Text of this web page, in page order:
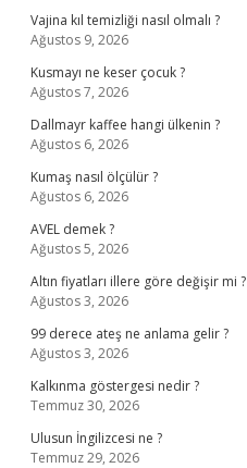
Vajina kıl temizliği nasıl olmalı ?
Ağustos 9, 2026
Kusmayı ne keser çocuk ?
Ağustos 7, 2026
Dallmayr kaffee hangi ülkenin ?
Ağustos 6, 2026
Kumaş nasıl ölçülür ?
Ağustos 6, 2026
AVEL demek ?
Ağustos 5, 2026
Altın fiyatları illere göre değişir mi ?
Ağustos 3, 2026
99 derece ateş ne anlama gelir ?
Ağustos 3, 2026
Kalkınma göstergesi nedir ?
Temmuz 30, 2026
Ulusun İngilizcesi ne ?
Temmuz 29, 2026